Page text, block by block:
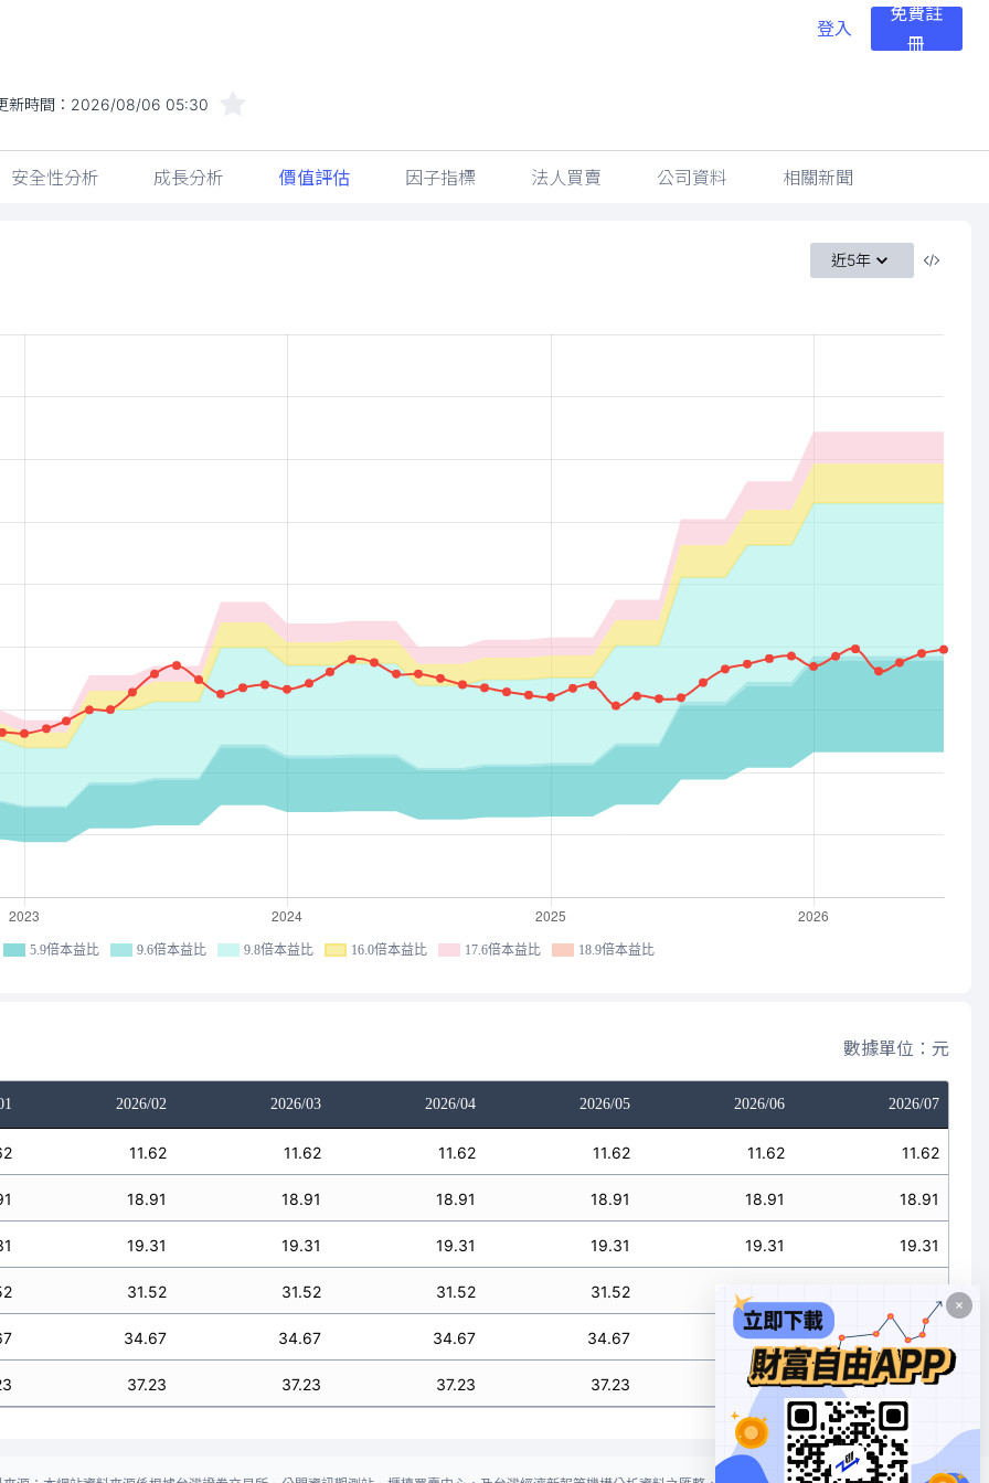
登入
免費註
冊
新時間： 2026/08/06 05:30
安全性分析 成長分析 價值評估 因子指標 法人買賣 公司資料 相關新聞
近5年
5.9倍本益比 9.6倍本益比 9.8倍本益比 16.0倍本益比 17.6倍本益比 18.9倍本益比
數據單位：元
2026/02 2026/03 2026/04 2026/05 2026/06 2026/07
11.62 11.62 11.62 11.62 11.62 11.62
18.91 18.91 18.91 18.91 18.91 18.91
19.31 19.31 19.31 19.31 19.31 19.31
31.52 31.52 31.52 31.52 31.52
34.67 34.67 34.67 34.67 34.67 34.67
37.23 37.23 37.23 37.23 37.23 37.23